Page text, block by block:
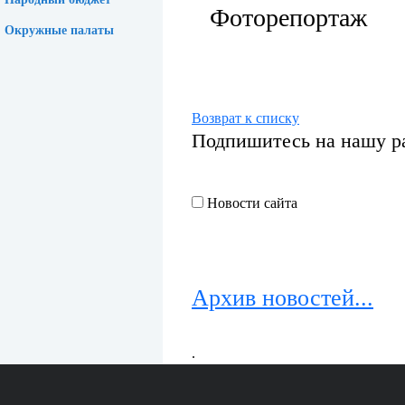
Окружные палаты Фоторепортаж
Возврат к списку
Подпишитесь на нашу
Новости сайта
Архив новостей...
.